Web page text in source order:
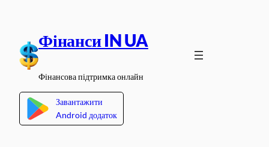
вмісту
Фінанси IN UA
Фінансова підтримка онлайн
Завантажити
Android додаток